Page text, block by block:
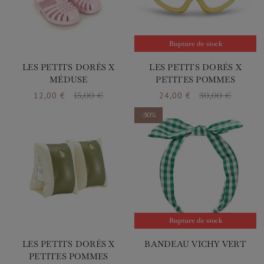
LES PETITS DORÉS X
MÉDUSE
Prix
12,00 € Prix de base
15,00 €
Rupture de stock
LES PETITS DORÉS X
PETITES POMMES
Prix
24,00 € Prix de base
30,00 €
LES PETITS DORÉS X
PETITES POMMES
-30%
Rupture de stock
BANDEAU VICHY VERT